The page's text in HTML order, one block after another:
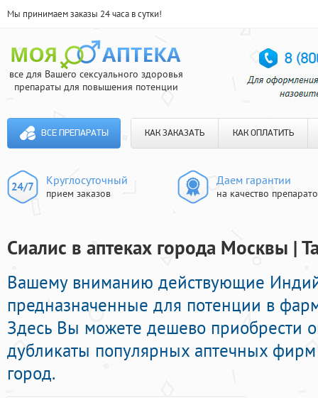
Мы принимаем заказы 24 часа в сутки!
все для Вашего сексуального здоровья
препараты для повышения потенции
ВСЕ ПРЕПАРАТЫ КАК ЗАКАЗАТЬ КАК ОПЛАТИТЬ
Круглосуточный
прием заказов
Даем гарантии
на качество
Сиалис в аптеках города Москвы |
Вашему вниманию действующие
предназначенные для потенции в
Здесь Вы можете дешево приобрести
дубликаты популярных аптечных
город.